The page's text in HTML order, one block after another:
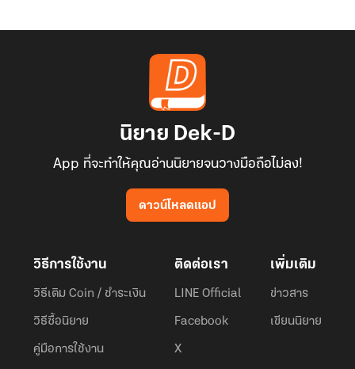
นิยาย Dek-D
App ที่จะทำให้คุณอ่านนิยายจนวางมือถือไม่ลง!
ดาวน์โหลดแอป
วิธีการใช้งาน
วิธีเติม Coin / ชำระเงิน
วิธีซื้อนิยาย
คู่มือการใช้งาน
ติดต่อเรา
LINE Official
Facebook
X
เพิ่มเติม
ข่าวสาร
เขียนนิยาย